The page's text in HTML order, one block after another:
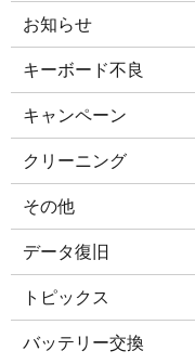
お知らせ
キーボード不良
キャンペーン
クリーニング
その他
データ復旧
トピックス
バッテリー交換